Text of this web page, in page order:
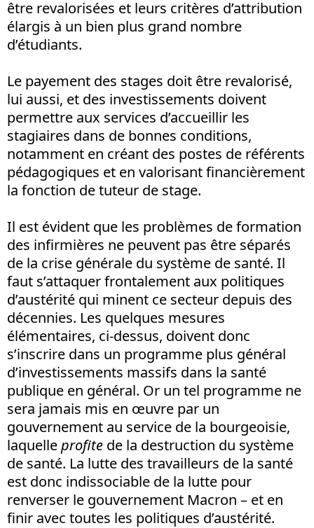
être revalorisées et leurs critères d’attribution
élargis à un bien plus grand nombre
d’étudiants.
Le payement des stages doit être revalorisé,
lui aussi, et des investissements doivent
permettre aux services d’accueillir les
stagiaires dans de bonnes conditions,
notamment en créant des postes de référents
pédagogiques et en valorisant financièrement
la fonction de tuteur de stage.
Il est évident que les problèmes de formation
des infirmières ne peuvent pas être séparés
de la crise générale du système de santé. Il
faut s’attaquer frontalement aux politiques
d’austérité qui minent ce secteur depuis des
décennies. Les quelques mesures
élémentaires, ci-dessus, doivent donc
s’inscrire dans un programme plus général
d’investissements massifs dans la santé
publique en général. Or un tel programme ne
sera jamais mis en œuvre par un
gouvernement au service de la bourgeoisie,
laquelleprofite de la destruction du système
de santé. La lutte des travailleurs de la santé
est donc indissociable de la lutte pour
renverser le gouvernement Macron – et en
finir avec toutes les politiques d’austérité.